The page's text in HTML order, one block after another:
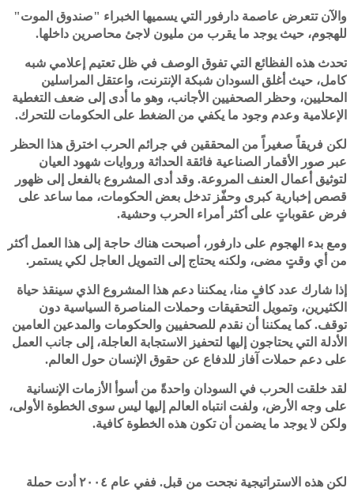
والآن تتعرض عاصمة دارفور التي يسميها الخبراء "صندوق الموت"
للهجوم، حيث يوجد ما يقرب من مليون لاجئ محاصرين داخلها.
تحدث هذه الفظائع التي تفوق الوصف في ظل تعتيم إعلامي شبه
كامل، حيث أغلق السودان شبكة الإنترنت، واعتقل المراسلين
المحليين، وحظر الصحفيين الأجانب، وهو ما أدى إلى ضعف التغطية
الإعلامية وعدم وجود ما يكفي من الضغط على الحكومات للتحرك.
لكن فريقاً صغيراً من المحققين في جرائم الحرب اخترق هذا الحظر
عبر صور الأقمار الصناعية فائقة الحداثة وروايات شهود العيان
لتوثيق أعمال العنف المروعة. وقد أدى المشروع بالفعل إلى ظهور
قصص إخبارية كبرى وحفّز تدخل بعض الحكومات، مما ساعد على
فرض عقوباتٍ على أكثر أمراء الحرب وحشية.
ومع بدء الهجوم على دارفور، أصبحت هناك حاجة إلى هذا العمل أكثر
من أي وقتٍ مضى، ولكنه يحتاج إلى التمويل العاجل لكي يستمر.
إذا شارك عدد كافٍ منا، يمكننا دعم هذا المشروع الذي سينقذ حياة
الكثيرين، وتمويل التحقيقات وحملات المناصرة السياسية دون
توقف. كما يمكننا أن نقدم للصحفيين والحكومات والمدعين العامين
الأدلة التي يحتاجون إليها لتحفيز الاستجابة العاجلة، إلى جانب العمل
على دعم حملات آفاز للدفاع عن حقوق الإنسان حول العالم.
لقد خلقت الحرب في السودان واحدةً من أسوأ الأزمات الإنسانية
على وجه الأرض، ولفت انتباه العالم إليها ليس سوى الخطوة الأولى،
ولكن لا يوجد ما يضمن أن تكون هذه الخطوة كافية.
لكن هذه الاستراتيجية نجحت من قبل. ففي عام ٢٠٠٤ أدت حملة